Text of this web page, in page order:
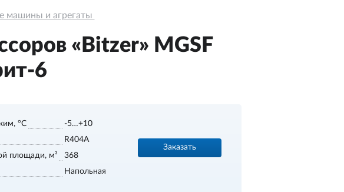
машины и агрегаты
«Bitzer» MGSF
6
°С
-5…+10
R404А
площади, м³
368
Напольная
Заказать